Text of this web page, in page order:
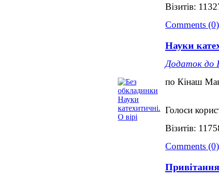
Візитів:
Comments (0)
Науки
Додаток до
по Кінаш
Голоси
Візитів:
Comments (0)